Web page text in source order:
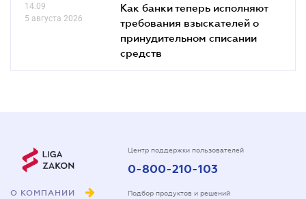
14.09
5 августа 2026
Как банки теперь исполняют
требования взыскателей о
принудительном списании
средств
О КОМПАНИИ
Центр поддержки пользователей
0-800-210-103
Подбор продуктов и решений